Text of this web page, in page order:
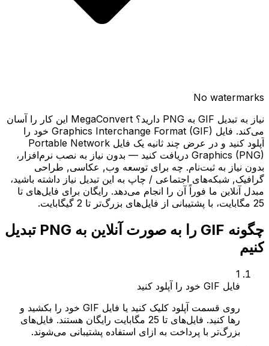
No watermarks
نیاز به تبدیل GIF به PNG دارید؟ MegaConvert این کار را آسان
می‌کند. فایل Graphics Interchange Format (GIF) خود را
آپلود کنید و در عرض چند ثانیه یک فایل Portable Network
Graphics (PNG) دریافت کنید — بدون نیاز به نصب نرم‌افزار،
بدون نیاز به ثبت‌نام. چه برای توسعه وب, عکاسی, طراحی
گرافیک, شبکه‌های اجتماعی / چاپ به این تبدیل نیاز داشته باشید،
مبدل آنلاین ما فوراً آن را انجام می‌دهد. رایگان برای فایل‌های تا
25 مگابایت، با پشتیبانی از فایل‌های بزرگ‌تر تا 2 گیگابایت.
چگونه GIF را به صورت آنلاین به PNG تبدیل
کنیم
1
فایل GIF خود را آپلود کنید
روی قسمت آپلود کلیک کنید یا فایل GIF خود را بکشید و
رها کنید. فایل‌های تا 25 مگابایت رایگان هستند. فایل‌های
بزرگ‌تر با پرداخت به ازای استفاده پشتیبانی می‌شوند.